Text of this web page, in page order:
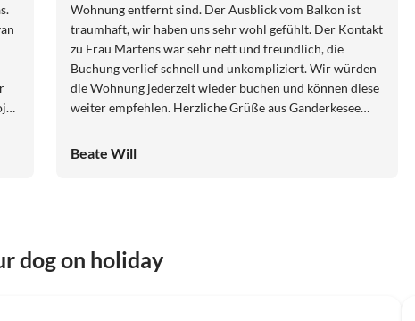
Wohnung entfernt sind. Der Ausblick vom Balkon ist
traumhaft, wir haben uns sehr wohl gefühlt. Der Kontakt
zu Frau Martens war sehr nett und freundlich, die
Buchung verlief schnell und unkompliziert. Wir würden
die Wohnung jederzeit wieder buchen und können diese
weiter empfehlen. Herzliche Grüße aus Ganderkesee
Beate Will
dog on holiday